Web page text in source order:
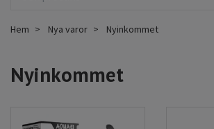
Hem Nya varor Nyinkommet
Nyinkommet